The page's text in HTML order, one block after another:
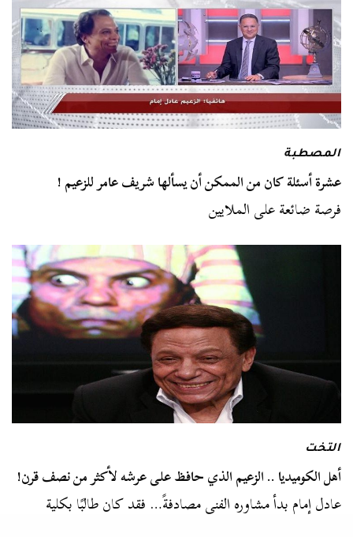
المصطبة
عشرة أسئلة كان من الممكن أن يسألها شريف عامر للزعيم !
فرصة ضائعة على الملايين
التخت
أهل الكوميديا .. الزعيم الذي حافظ على عرشه لأكثر من نصف قرن!
عادل إمام بدأ مشاوره الفني مصادفةً… فقد كان طالبًا بكلية